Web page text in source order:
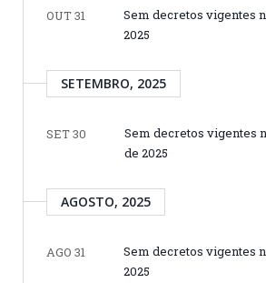
OUT 31
Sem decretos vigentes
2025
SETEMBRO, 2025
SET 30
Sem decretos vigentes
de 2025
AGOSTO, 2025
AGO 31
Sem decretos vigentes
2025